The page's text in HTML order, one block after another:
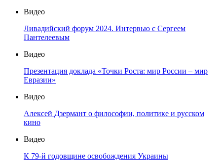
Видео
Ливадийский форум 2024. Интервью с Сергеем
Пантелеевым
Видео
Презентация доклада «Точки Роста: мир России – мир
Евразии»
Видео
Алексей Дзермант о философии, политике и русском
кино
Видео
К 79-й годовщине освобождения Украины